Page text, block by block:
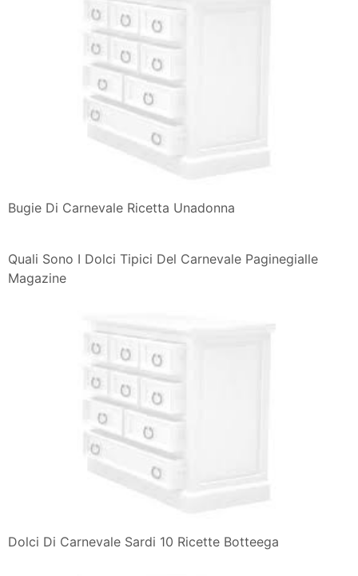
Bugie Di Carnevale Ricetta Unadonna
Quali Sono I Dolci Tipici Del Carnevale Paginegialle
Magazine
Dolci Di Carnevale Sardi 10 Ricette Botteega